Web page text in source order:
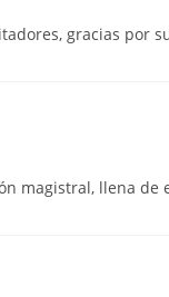
gracias por
magistral, llena de